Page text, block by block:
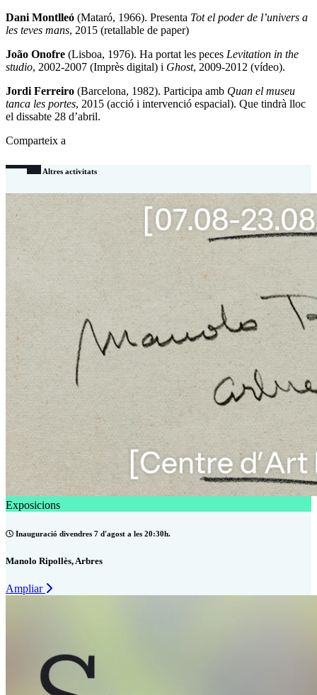
Dani Montlleó (Mataró, 1966). Presenta Tot el poder de l’univers a
les teves mans, 2015 (retallable de paper)
João Onofre (Lisboa, 1976). Ha portat les peces Levitation in the
studio, 2002-2007 (Imprès digital) i Ghost, 2009-2012 (vídeo).
Jordi Ferreiro (Barcelona, 1982). Participa amb Quan el museu
tanca les portes, 2015 (acció i intervenció espacial). Que tindrà lloc
el dissabte 28 d’abril.
Comparteix a
Altres activitats
Exposicions
Inauguració divendres 7 d'agost a les 20:30h.
Manolo Ripollès, Arbres
Ampliar